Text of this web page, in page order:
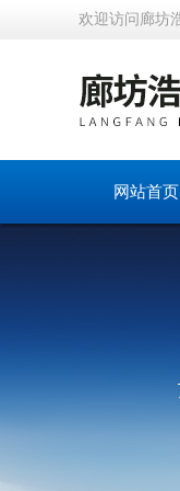
欢迎访问廊坊
网站首页